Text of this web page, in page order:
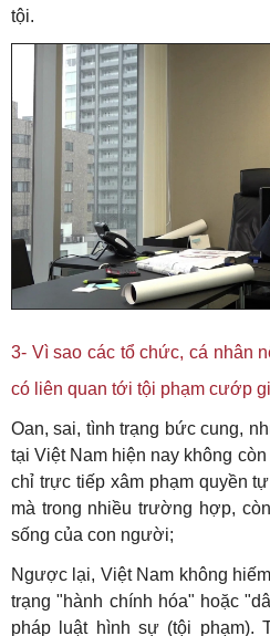
tội.
3- Vì sao các tổ chức, cá nhân
có liên quan tới tội phạm cướp
Oan, sai, tình trạng bức cung,
tại Việt Nam hiện nay không
chỉ trực tiếp xâm phạm quyền
mà trong nhiều trường hợp,
sống của con người;
Ngược lại, Việt Nam không
trạng "hành chính hóa" hoặc
pháp luật hình sự (tội phạm).